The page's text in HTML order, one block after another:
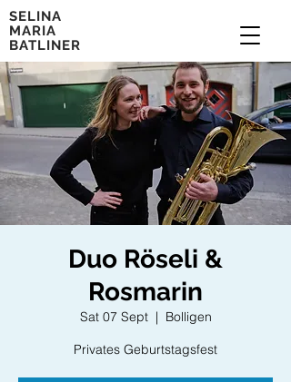
SELINA
MARIA
BATLINER
Duo Röseli &
Rosmarin
Sat 07 Sept
  |
Bolligen
Privates Geburtstagsfest